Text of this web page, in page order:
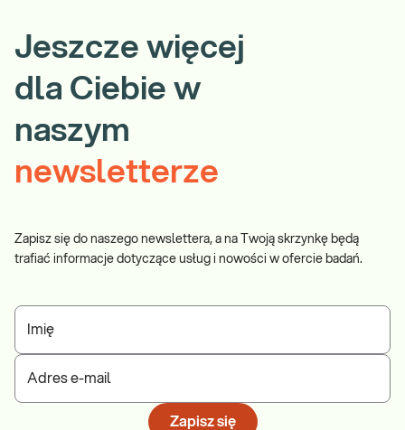
Jeszcze więcej
dla Ciebie w
naszym
newsletterze
Zapisz się do naszego newslettera, a na Twoją skrzynkę będą
trafiać informacje dotyczące usług i nowości w ofercie badań.
Imię
Adres e-mail
Zapisz się